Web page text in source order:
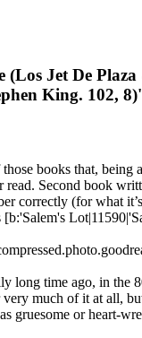
(Los Jet De Plaza
King. 102,
books that, being
read. Second book
correctly (for what
[b:'Salem's
long time ago, in the
very much of it at all,
gruesome or heart-